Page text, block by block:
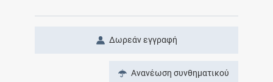
Δωρεάν εγγραφή
Ανανέωση συνθηματικού